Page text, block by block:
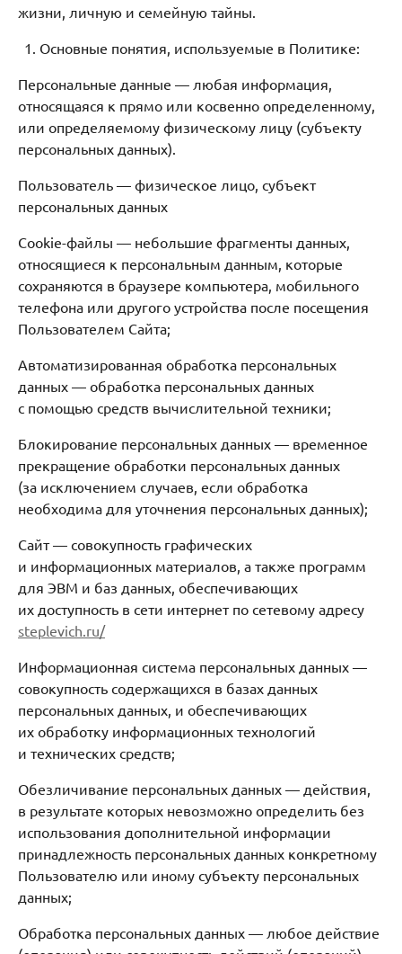
жизни, личную и семейную тайны.
Основные понятия, используемые в Политике:
Персональные данные — любая информация,
относящаяся к прямо или косвенно определенному,
или определяемому физическому лицу (субъекту
персональных данных).
Пользователь — физическое лицо, субъект
персональных данных
Cookie-файлы — небольшие фрагменты данных,
относящиеся к персональным данным, которые
сохраняются в браузере компьютера, мобильного
телефона или другого устройства после посещения
Пользователем Сайта;
Автоматизированная обработка персональных
данных — обработка персональных данных
с помощью средств вычислительной техники;
Блокирование персональных данных — временное
прекращение обработки персональных данных
(за исключением случаев, если обработка
необходима для уточнения персональных данных);
Сайт — совокупность графических
и информационных материалов, а также программ
для ЭВМ и баз данных, обеспечивающих
их доступность в сети интернет по сетевому адресу
steplevich.ru/
Информационная система персональных данных —
совокупность содержащихся в базах данных
персональных данных, и обеспечивающих
их обработку информационных технологий
и технических средств;
Обезличивание персональных данных — действия,
в результате которых невозможно определить без
использования дополнительной информации
принадлежность персональных данных конкретному
Пользователю или иному субъекту персональных
данных;
Обработка персональных данных — любое действие